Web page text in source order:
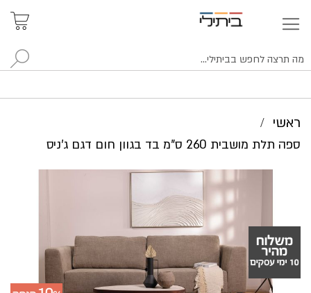
ראשי
ספה תלת מושבית 260 ס"מ בד בגוון חום דגם ג'ניס